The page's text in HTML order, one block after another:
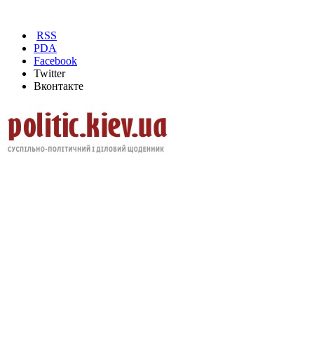
RSS
PDA
Facebook
Twitter
Вконтакте